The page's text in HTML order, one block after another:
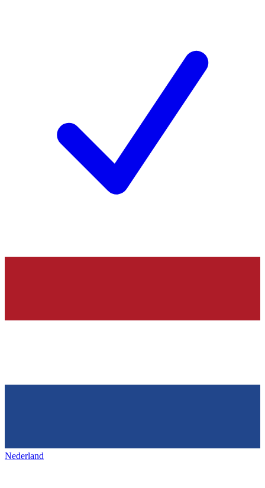
Nederland